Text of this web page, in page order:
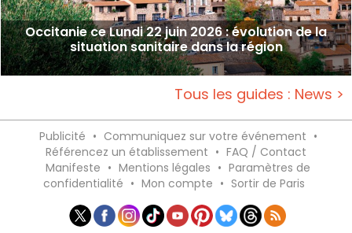
Occitanie ce Lundi 22 juin 2026 : évolution de la
situation sanitaire dans la région
Tous les guides : News >
Publicité • Communiquez sur votre événement •
Référencez un établissement • FAQ / Contact
Manifeste • Mentions légales • Paramètres de
confidentialité • Mon compte • Sortir de Paris